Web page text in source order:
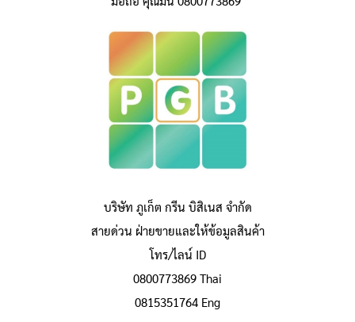
บริษัท ภูเก็ต กรีน บิสิเนส จำกัด
สายด่วน ฝ่ายขายและให้ข้อมูลสินค้า
โทร/ไลน์ ID
0800773869 Thai
0815351764 Eng